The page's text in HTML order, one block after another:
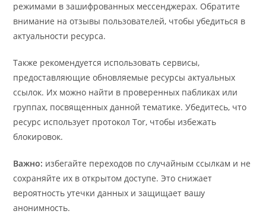
режимами в зашифрованных мессенджерах. Обратите
внимание на отзывы пользователей, чтобы убедиться в
актуальности ресурса.
Также рекомендуется использовать сервисы,
предоставляющие обновляемые ресурсы актуальных
ссылок. Их можно найти в проверенных пабликах или
группах, посвященных данной тематике. Убедитесь, что
ресурс использует протокол Tor, чтобы избежать
блокировок.
Важно: избегайте переходов по случайным ссылкам и не
сохраняйте их в открытом доступе. Это снижает
вероятность утечки данных и защищает вашу
анонимность.